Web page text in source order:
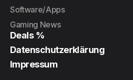
Software/Apps
Gaming News
Deals %
Datenschutzerklärung
Impressum